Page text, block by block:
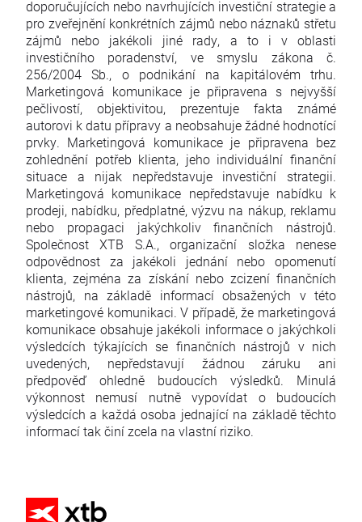
doporučujících nebo navrhujících investiční strategie a
pro zveřejnění konkrétních zájmů nebo náznaků střetu
zájmů nebo jakékoli jiné rady, a to i v oblasti
investičního poradenství, ve smyslu zákona č.
256/2004 Sb., o podnikání na kapitálovém trhu.
Marketingová komunikace je připravena s nejvyšší
pečlivostí, objektivitou, prezentuje fakta známé
autorovi k datu přípravy a neobsahuje žádné hodnotící
prvky. Marketingová komunikace je připravena bez
zohlednění potřeb klienta, jeho individuální finanční
situace a nijak nepředstavuje investiční strategii.
Marketingová komunikace nepředstavuje nabídku k
prodeji, nabídku, předplatné, výzvu na nákup, reklamu
nebo propagaci jakýchkoliv finančních nástrojů.
Společnost XTB S.A., organizační složka nenese
odpovědnost za jakékoli jednání nebo opomenutí
klienta, zejména za získání nebo zcizení finančních
nástrojů, na základě informací obsažených v této
marketingové komunikaci. V případě, že marketingová
komunikace obsahuje jakékoli informace o jakýchkoli
výsledcích týkajících se finančních nástrojů v nich
uvedených, nepředstavují žádnou záruku ani
předpověď ohledně budoucích výsledků. Minulá
výkonnost nemusí nutně vypovídat o budoucích
výsledcích a každá osoba jednající na základě těchto
informací tak činí zcela na vlastní riziko.